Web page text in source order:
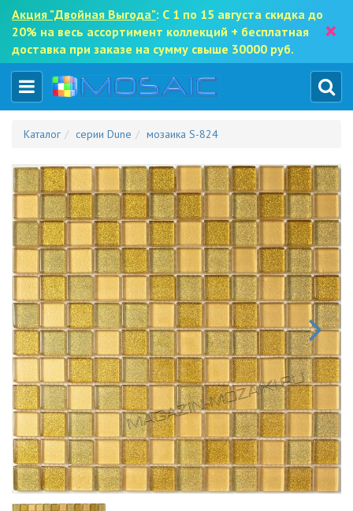
Акция "Двойная Выгода": С 1 по 15 августа скидка до
20% на весь ассортимент коллекций + бесплатная
доставка при заказе на сумму свыше 30000 руб.
×
Каталог серии Dune мозаика S-824